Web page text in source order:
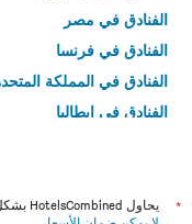
الفنادق في مصر
الفنادق في فرنسا
الفنادق في المملكة
الفنادق في إيطاليا
*
يحاول HotelsCombined بشكل دائم الحصول على الأسعار الدقيقة، ولكن